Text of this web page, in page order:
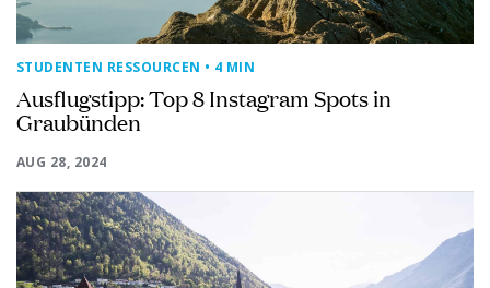
STUDENTEN RESSOURCEN • 4 MIN
Ausflugstipp: Top 8 Instagram Spots in
Graubünden
AUG 28, 2024